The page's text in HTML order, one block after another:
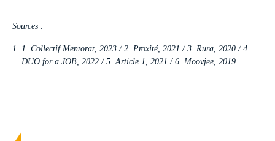
Sources :
1. Collectif Mentorat, 2023 / 2. Proxité, 2021 / 3. Rura, 2020 / 4.
DUO for a JOB, 2022 / 5. Article 1, 2021 / 6. Moovjee, 2019